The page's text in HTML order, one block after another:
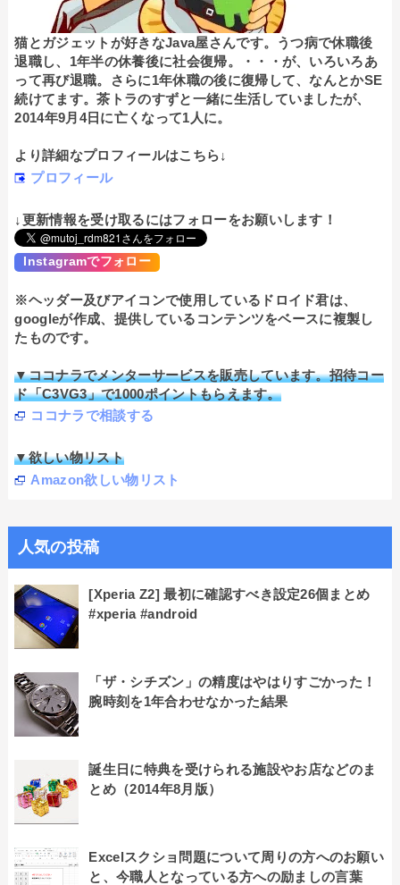
猫とガジェットが好きなJava屋さんです。うつ病で休職後
退職し、1年半の休養後に社会復帰。・・・が、いろいろあ
って再び退職。さらに1年休職の後に復帰して、なんとかSE
続けてます。茶トラのすずと一緒に生活していましたが、
2014年9月4日に亡くなって1人に。
より詳細なプロフィールはこちら↓
プロフィール
↓更新情報を受け取るにはフォローをお願いします！
Instagramでフォロー
※ヘッダー及びアイコンで使用しているドロイド君は、
googleが作成、提供しているコンテンツをベースに複製し
たものです。
▼ココナラでメンターサービスを販売しています。招待コー
ド「C3VG3」で1000ポイントもらえます。
ココナラで相談する
▼欲しい物リスト
Amazon欲しい物リスト
人気の投稿
[Xperia Z2] 最初に確認すべき設定26個まとめ
#xperia #android
「ザ・シチズン」の精度はやはりすごかった！
腕時刻を1年合わせなかった結果
誕生日に特典を受けられる施設やお店などのま
とめ（2014年8月版）
Excelスクショ問題について周りの方へのお願い
と、今職人となっている方への励ましの言葉